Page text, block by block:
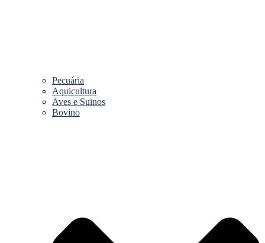
Pecuária
Aquicultura
Aves e Suinos
Bovino